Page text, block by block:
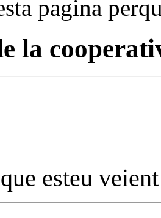
pagina
la
esteu